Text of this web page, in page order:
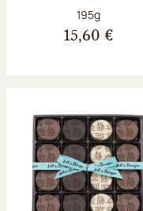
Poids net :
195g
15,60 €